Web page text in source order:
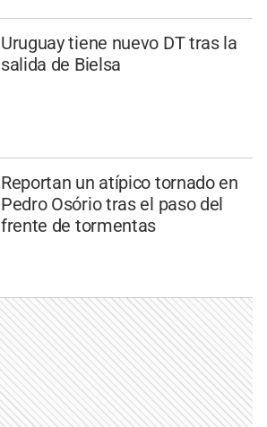
Uruguay tiene nuevo DT tras la
salida de Bielsa
Reportan un atípico tornado en
Pedro Osório tras el paso del
frente de tormentas